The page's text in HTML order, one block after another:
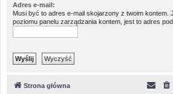
Adres e-mail:
Musi być to adres e-mail skojarzony z twoim kontem.
poziomu panelu zarządzania kontem, jest to adres
Strona główna